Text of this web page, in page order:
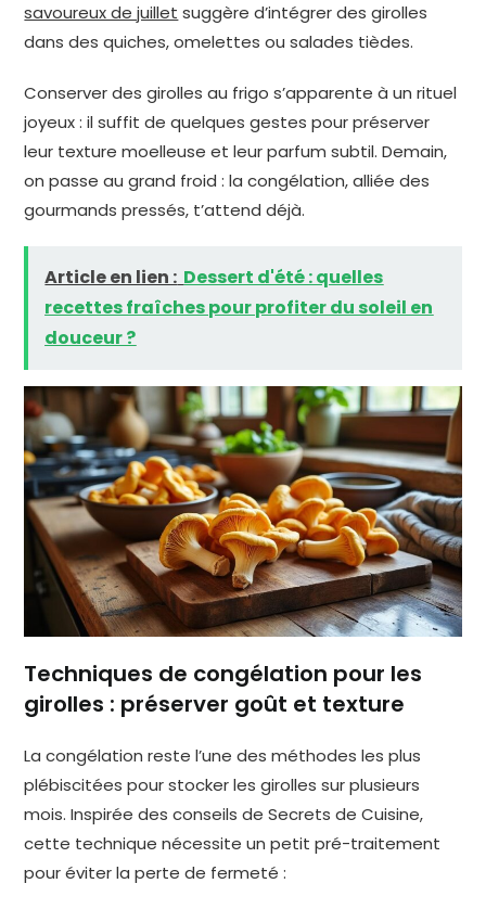
savoureux de juillet suggère d’intégrer des girolles
dans des quiches, omelettes ou salades tièdes.
Conserver des girolles au frigo s’apparente à un rituel
joyeux : il suffit de quelques gestes pour préserver
leur texture moelleuse et leur parfum subtil. Demain,
on passe au grand froid : la congélation, alliée des
gourmands pressés, t’attend déjà.
Article en lien : Dessert d'été : quelles
recettes fraîches pour profiter du soleil en
douceur ?
Techniques de congélation pour les
girolles : préserver goût et texture
La congélation reste l’une des méthodes les plus
plébiscitées pour stocker les girolles sur plusieurs
mois. Inspirée des conseils de Secrets de Cuisine,
cette technique nécessite un petit pré-traitement
pour éviter la perte de fermeté :